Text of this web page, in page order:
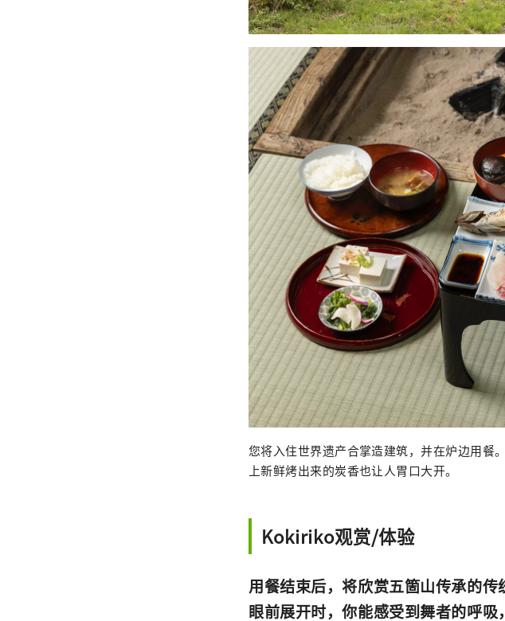
您将入住世界遗产合掌造建筑，并在炉边用餐
上新鲜烤出来的炭香也让人胃口大开。
Kokiriko观赏/体验
用餐结束后，将欣赏五箇山传承的
眼前展开时，你能感受到舞者的呼